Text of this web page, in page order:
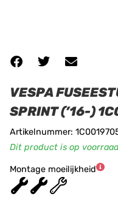
VESPA
SPRINT (’16-)
Artikelnummer:
Dit product is op
Montage moeilijkheid
★★★